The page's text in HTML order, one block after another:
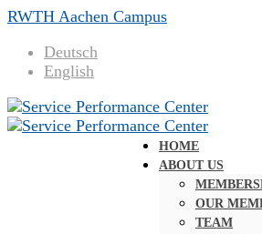
RWTH Aachen Campus
Deutsch
English
HOME
ABOUT US
OUR
TEAM